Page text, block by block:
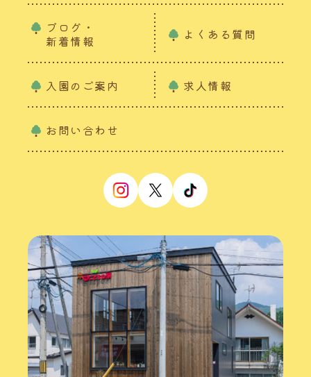
ブログ・
新着情報
よくある質問
入園のご案内 求人情報
お問い合わせ